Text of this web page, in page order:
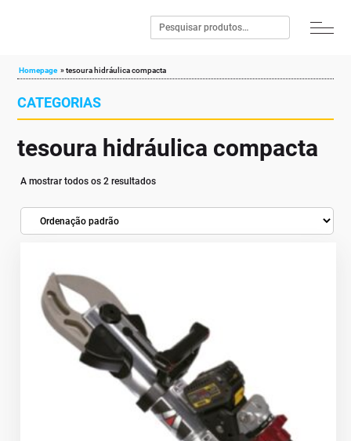
Homepage »tesoura hidráulica compacta
CATEGORIAS
tesoura hidráulica compacta
A mostrar todos os 2 resultados